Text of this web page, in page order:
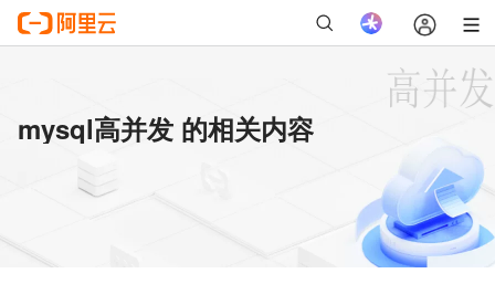
mysql高并发 的相关内容